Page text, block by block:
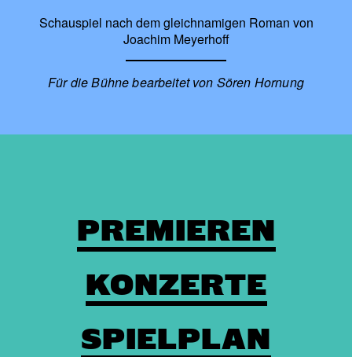
Schauspiel nach dem gleichnamigen Roman von
Joachim Meyerhoff
Für die Bühne bearbeitet von Sören Hornung
PREMIEREN
KONZERTE
SPIELPLAN